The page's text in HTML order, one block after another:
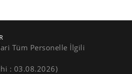
Tüm Personelle İlgili
: 03.08.2026)